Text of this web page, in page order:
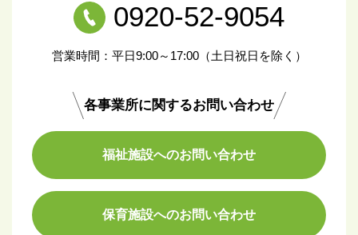
0920-52-9054
営業時間：平日9:00～17:00（土日祝日を除く）
各事業所に関するお問い合わせ
福祉施設へのお問い合わせ
保育施設へのお問い合わせ